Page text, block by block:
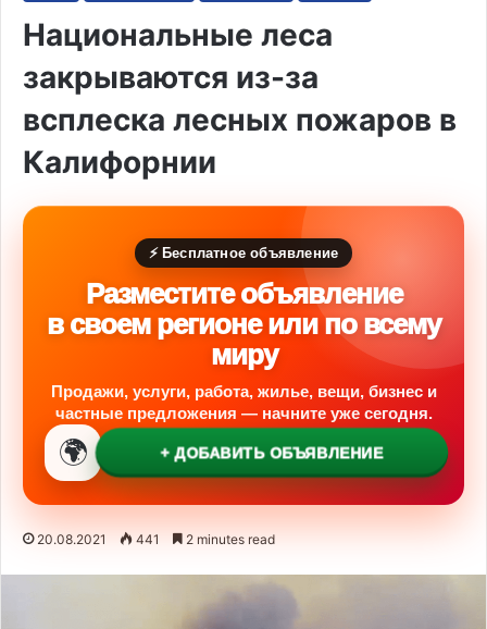
Национальные леса
закрываются из-за
всплеска лесных пожаров в
Калифорнии
⚡ Бесплатное объявление
Разместите объявление
в своем регионе или по всему
миру
Продажи, услуги, работа, жилье, вещи, бизнес и
частные предложения — начните уже сегодня.
🌍 + ДОБАВИТЬ ОБЪЯВЛЕНИЕ
20.08.2021 441 2 minutes read